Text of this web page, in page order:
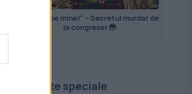
„Mă PIȘ pe mine!” – Secretul murdar de
la congrese! 😳
Proiecte speciale